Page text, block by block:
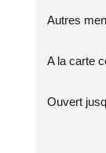
Autres
A la carte
Ouvert